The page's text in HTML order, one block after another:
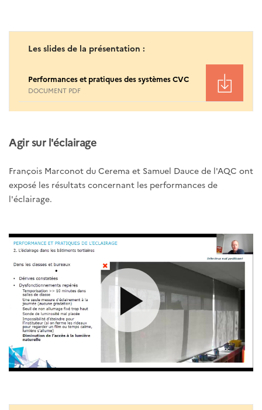
Les slides de la présentation :
Performances et pratiques des systèmes CVC
DOCUMENT PDF
Agir sur l'éclairage
François Marconot du Cerema et Samuel Dauce de l'AQC ont
exposé les résultats concernant les performances de
l'éclairage.